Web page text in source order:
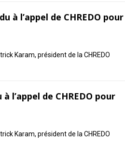
à l’appel de CHREDO pour
Karam, président de la CHREDO
l’appel de CHREDO pour
Karam, président de la CHREDO